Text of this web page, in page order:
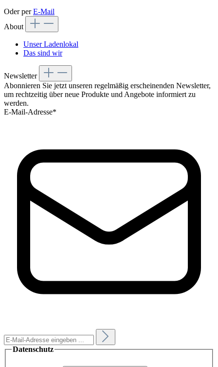
Oder perE-Mail
About
Unser Ladenlokal
Das sind wir
Newsletter
Abonnieren Sie jetzt unseren regelmäßig erscheinenden Newsletter,
um rechtzeitig über neue Produkte und Angebote informiert zu
werden.
E-Mail-Adresse*
Datenschutz